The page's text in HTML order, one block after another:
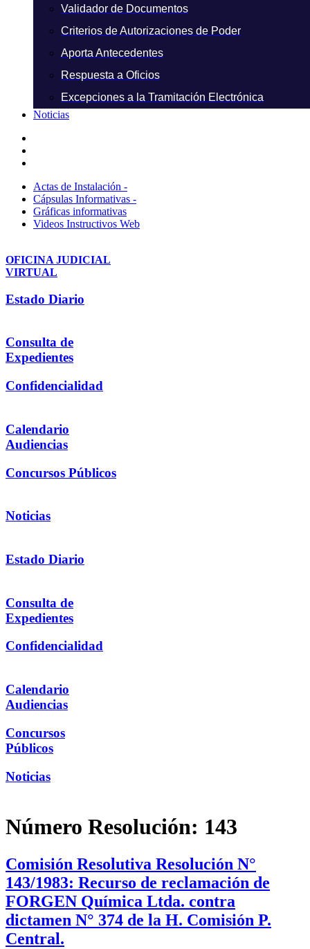
Validador de Documentos
Criterios de Autorizaciones de Poder
Aporta Antecedentes
Respuesta a Oficios
Excepciones a la Tramitación Electrónica
Noticias
Actas de Instalación -
Cápsulas Informativas -
Gráficas informativas
Videos Instructivos Web
OFICINA JUDICIAL
VIRTUAL
Estado Diario
Consulta de
Expedientes
Confidencialidad
Calendario
Audiencias
Concursos Públicos
Noticias
Estado Diario
Consulta de
Expedientes
Confidencialidad
Calendario
Audiencias
Concursos
Públicos
Noticias
Número Resolución: 143
Comisión Resolutiva Resolución N°
143/1983: Recurso de reclamación de
FORGEN Química Ltda. contra
dictamen N° 374 de la H. Comisión P.
Central.